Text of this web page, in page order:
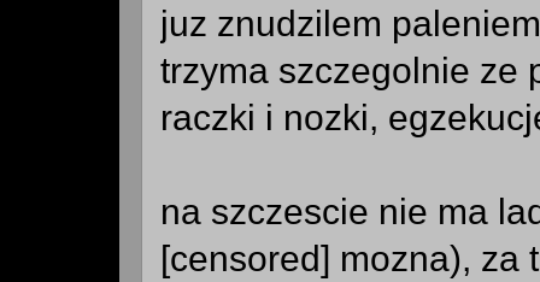
juz znudzilem
trzyma szczegolnie ze
raczki i nozki,
na szczescie nie ma
[censored] mozna), za